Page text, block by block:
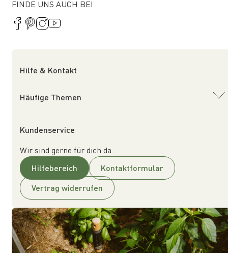
FINDE UNS AUCH BEI
Hilfe & Kontakt
Häufige Themen
Kundenservice
Wir sind gerne für dich da.
Hilfebereich
Kontaktformular
Vertrag widerrufen